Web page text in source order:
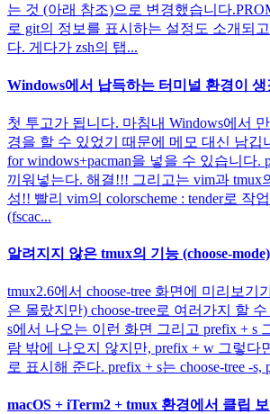
는 것 (아래 참조)으로 변경했습니다
로 git의 정보를 표시하는 설정도 소개되
다. 게다가 zsh의 탭...
Windows에서 납득하는 터미널 환경이 생
첫 투고가 됩니다. 마침내 Windows에서
경을 할 수 있었기 때문에 메모 대신 남깁
for windows+pacman을 넣을 수 있습니다.
끼워넣는다. 해결!!! 그리고는 vim과 tmux
성!! 빨리 vim의 colorscheme : tender로 작
(fscac...
알려지지 않은 tmux의 기능 (choose-mode)
tmux2.6에서 choose-tree 화면에 미리보기
은 몰랐지만) choose-tree로 여러가지 할
s에서 나오는 이런 화면 그리고 prefix + s
람 밖에 나오지 않지만, prefix + w 그렇다
로 표시해 준다. prefix + s는 choose-tree -s,
macOS + iTerm2 + tmux 환경에서 클립